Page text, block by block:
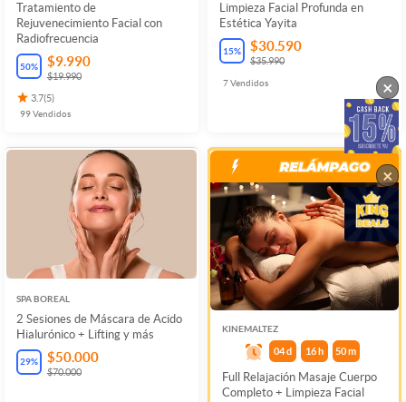
Tratamiento de
Rejuvenecimiento Facial con
Radiofrecuencia
50% $9.990
$19.990
3.7(5)
99Vendidos
Limpieza Facial Profunda en
Estética Yayita
15% $30.590
$35.990
7Vendidos
SPA BOREAL
2 Sesiones de Máscara de Acido
Hialurónico + Lifting y más
29% $50.000
$70.000
KINEMALTEZ
04 d 16 h 50m
Full Relajación Masaje Cuerpo
Completo + Limpieza Facial
×
×